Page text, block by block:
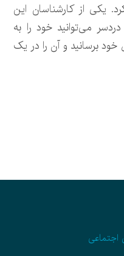
یکی از کارشناسان این
می‌توانید خود را به
خود برسانید و آن را در یک
اجتماعی